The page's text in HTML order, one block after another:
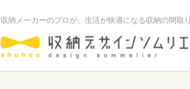
収納メーカーのプロが、生活が快適になる収納の間取